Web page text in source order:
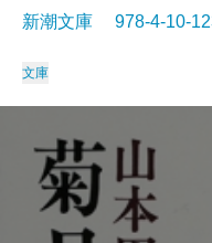
新潮文庫 978-4-10-
文庫